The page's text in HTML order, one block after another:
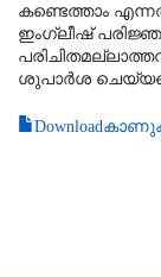
കണ്ടെത്താം
ഇംഗ്ലീഷ്
ശുപാർശ